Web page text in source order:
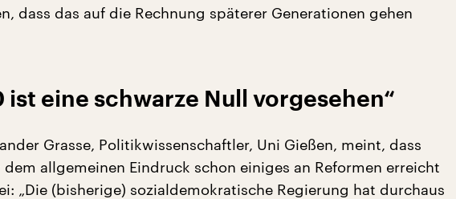
dass das auf die Rechnung späterer Generationen gehen
ist eine schwarze Null vorgesehen“
Grasse, Politikwissenschaftler, Uni Gießen, meint, dass
allgemeinen Eindruck schon einiges an Reformen erreicht
„Die (bisherige) sozialdemokratische Regierung hat durchaus